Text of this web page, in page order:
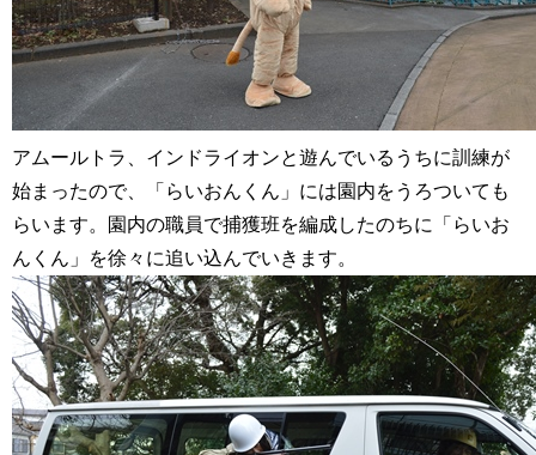
アムールトラ、インドライオンと遊んでいるうちに訓練が
始まったので、「らいおんくん」には園内をうろついても
らいます。園内の職員で捕獲班を編成したのちに「らいお
んくん」を徐々に追い込んでいきます。